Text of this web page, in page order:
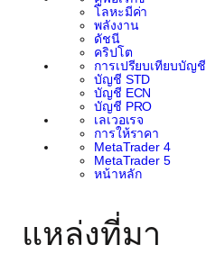
โลหะมีค่า
พลังงาน
ดัชนี
คริปโต
การเปรียบเทียบบัญชี
บัญชี STD
บัญชี ECN
บัญชี PRO
เลเวอเรจ
การให้ราคา
MetaTrader 4
MetaTrader 5
หน้าหลัก
แหล่งที่มา